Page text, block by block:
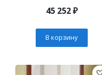
45 252₽
В корзину